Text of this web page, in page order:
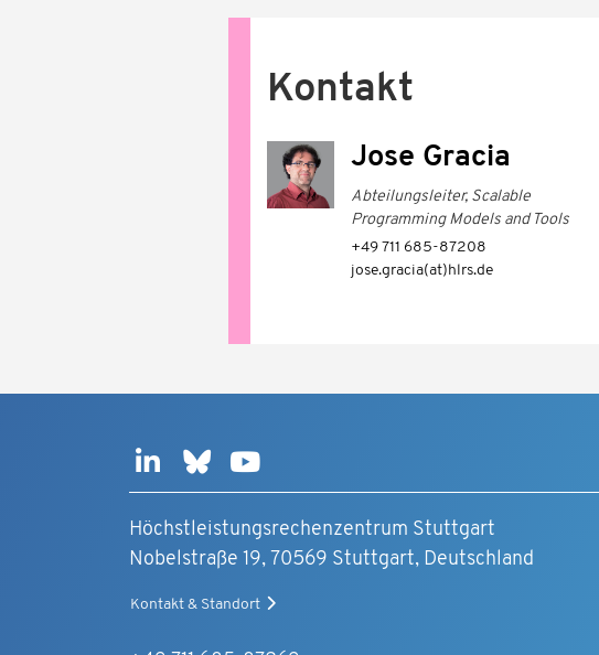
Kontakt
Jose Gracia
Abteilungsleiter, Scalable
Programming Models and Tools
+49 711 685-87208
jose.gracia(at)hlrs.de
Höchstleistungsrechenzentrum Stuttgart
Nobelstraße 19, 70569 Stuttgart, Deutschland
Kontakt & Standort